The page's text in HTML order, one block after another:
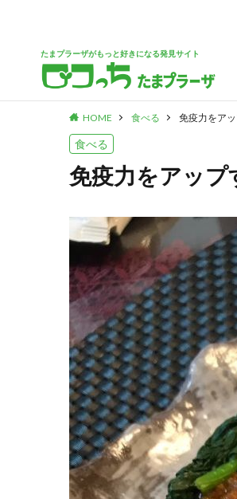
たまプラーザがもっと好きになる発見サイト
HOME 食べる 免疫力をア
食べる
免疫力をアップ